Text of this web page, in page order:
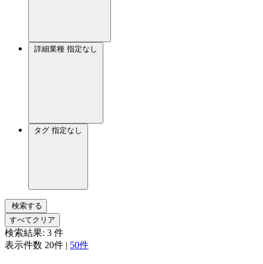
詳細業種 指定なし
タグ 指定なし
検索する
すべてクリア
検索結果: 3 件
表示件数 20件 | 50件